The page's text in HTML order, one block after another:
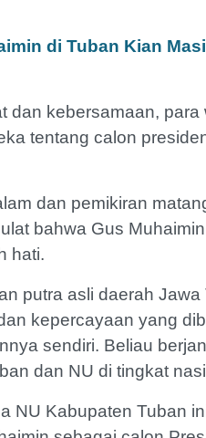
di Tuban Kian
dan kebersamaan,
tentang calon
dan pemikiran
bahwa Gus
hati.
putra asli daerah
kepercayaan yang
sendiri. Beliau
dan NU di tingkat
NU Kabupaten Tuban